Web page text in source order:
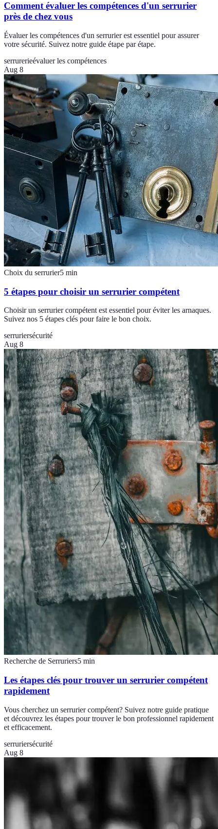
Comment évaluer les compétences d'un serrurier
près de chez vous
Évaluer les compétences d'un serrurier est essentiel pour assurer
votre sécurité. Suivez notre guide étape par étape.
serrurerieévaluer les compétences
Aug 8
Choix du serrurier5 min
5 étapes pour choisir un serrurier compétent
Choisir un serrurier compétent est essentiel pour éviter les arnaques.
Suivez nos 5 étapes clés pour faire le bon choix.
serruriersécurité
Aug 8
Recherche de Serruriers5 min
Les étapes clés pour trouver un serrurier compétent
rapidement
Vous cherchez un serrurier compétent? Suivez notre guide pratique
et découvrez les étapes pour trouver le bon professionnel rapidement
et efficacement.
serruriersécurité
Aug 8